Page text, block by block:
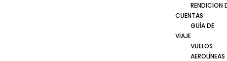
RENDICION
CUENTAS
GUÍA DE
VIAJE
VUELOS
AEROLÍNEAS